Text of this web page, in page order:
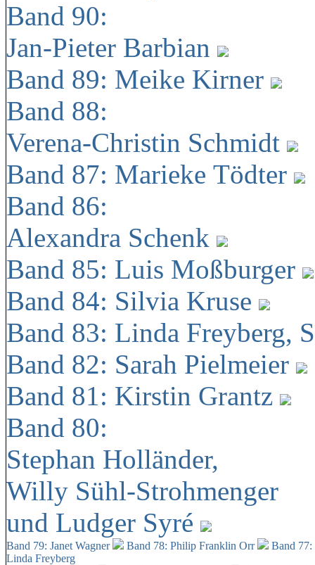
Band 90:
Jan-Pieter Barbian
Band 89: Meike Kirner
Band 88:
Verena-Christin Schmidt
Band 87: Marieke Tödter
Band 86:
Alexandra Schenk
Band 85: Luis Moßburger
Band 84: Silvia Kruse
Band 83: Linda Freyberg,
Band 82: Sarah Pielmeier
Band 81: Kirstin Grantz
Band 80:
Stephan Holländer,
Willy Sühl-Strohmenger
und Ludger Syré
Band 79: Janet Wagner Band 78: Philip Franklin Orr
Band
Linda Freyberg